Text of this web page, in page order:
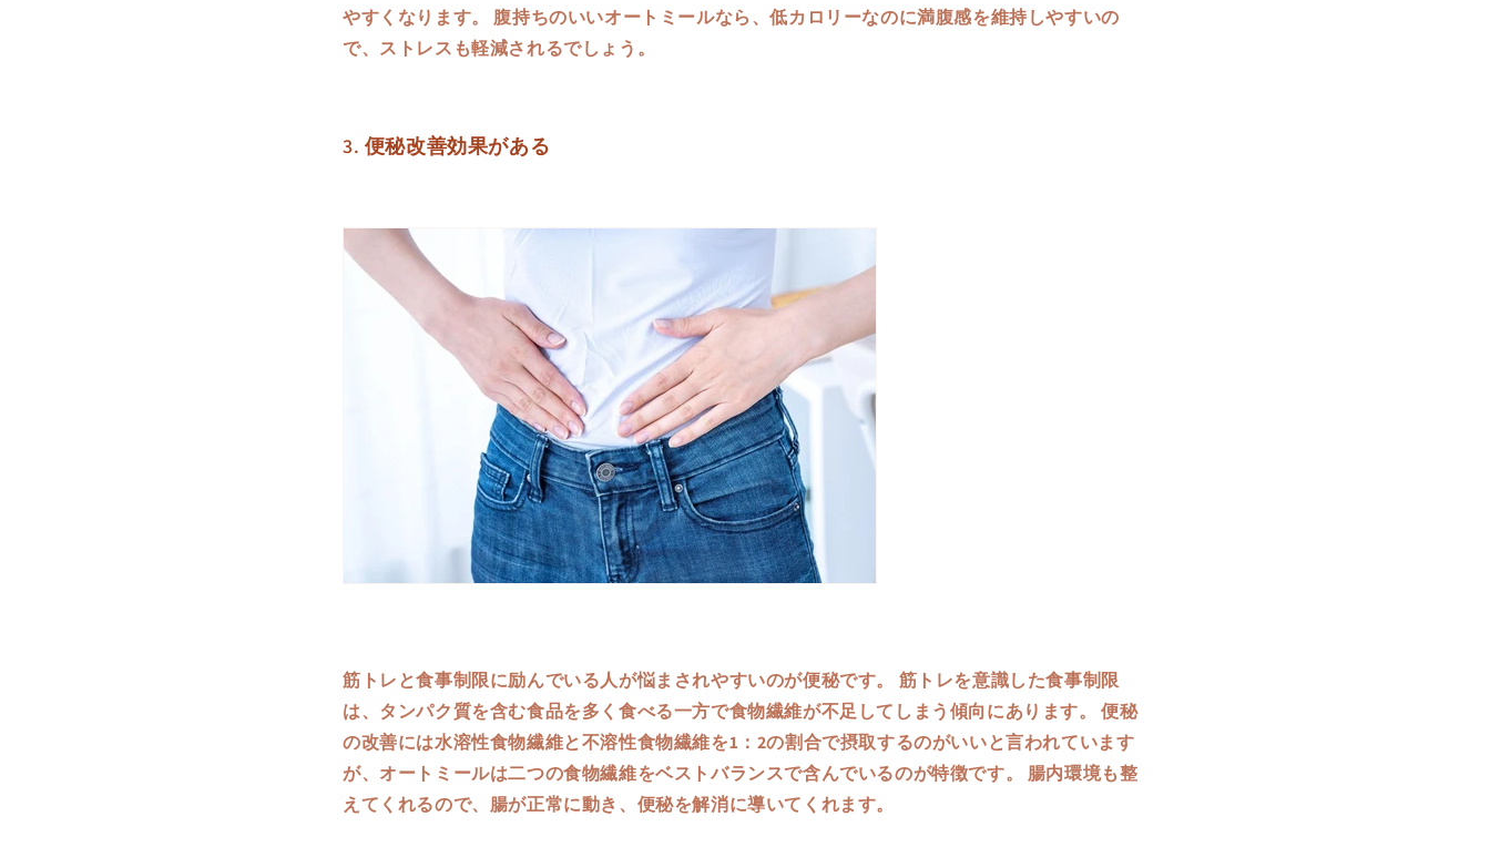
やすくなります。 腹持ちのいいオートミールなら、低カロリーなのに満腹感を維持しやすいの
で、ストレスも軽減されるでしょう。
3. 便秘改善効果がある
筋トレと食事制限に励んでいる人が悩まされやすいのが便秘です。 筋トレを意識した食事制限
は、タンパク質を含む食品を多く食べる一方で食物繊維が不足してしまう傾向にあります。 便秘
の改善には水溶性食物繊維と不溶性食物繊維を1：2の割合で摂取するのがいいと言われています
が、オートミールは二つの食物繊維をベストバランスで含んでいるのが特徴です。 腸内環境も整
えてくれるので、腸が正常に動き、便秘を解消に導いてくれます。